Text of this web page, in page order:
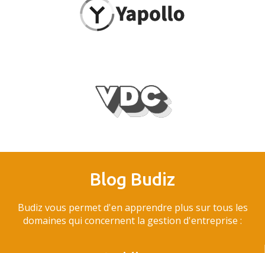
Blog Budiz
Budiz vous permet d'en apprendre plus sur tous les
domaines qui concernent la gestion d'entreprise :